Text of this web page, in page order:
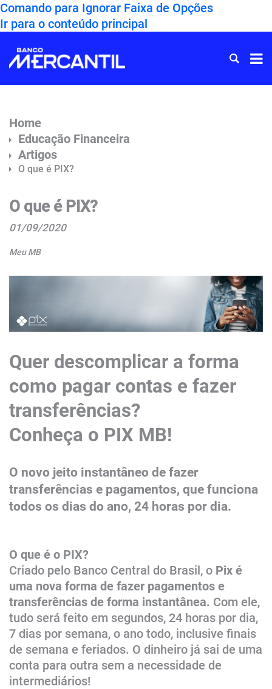
Comando para Ignorar Faixa de Opções
Ir para o conteúdo principal
para
Home
Home
Educação Financeira
Artigos
O que é PIX?
O que é PIX?
01/09/2020
Meu MB
​​​​​​​​​​​​​​​Quer descomplicar a forma
como pagar contas e fazer
transferências?
Conheça o PIX MB!
O novo jeito instantâneo de fazer
transferências e pagamentos, que funciona
todos os dias do ano, 24 horas por dia.
O que é o PIX?
Criado pelo Banco Central do Brasil, o Pix é
uma nova forma de fazer pagamentos e
transferências de forma instantânea. Com ele,
tudo será feito em segundos, 24 horas por dia,
7 dias por semana, o ano todo, inclusive finais
de semana e feriados. O dinheiro já sai de uma
conta para outra sem a necessidade de
intermediários!